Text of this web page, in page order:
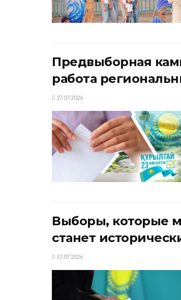
Предвыборная
работа
27.07.2026
Выборы, которые
станет
27.07.2026